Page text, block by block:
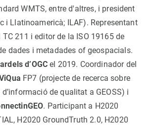
WMTS, entre d'altres, i president
i Llatinoamericà; ILAF). Representant
211 i editor de la ISO 19165 de
dades i metadades of geospacials.
d’OGC el 2019. Coordinador del
FP7 (projecte de recerca sobre
de qualitat a GEOSS) i
. Participant a H2020
H2020 GroundTruth 2.0, H2020